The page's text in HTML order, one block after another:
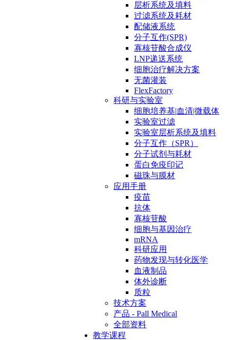
层析系统及填料
过滤系统及耗材
配储液系统
分子互作(SPR)
寡核苷酸合成仪
LNP递送系统
细胞治疗解决方案
无菌灌装
FlexFactory
科研与实验室
细胞培养基|血清|微载体
实验室过滤
实验室层析系统及填料
分子互作（SPR）
分子试剂与耗材
蛋白免疫印记
磁珠与膜材
应用手册
疫苗
抗体
寡核苷酸
细胞与基因治疗
mRNA
科研应用
药物发现与转化医学
血液制品
体外诊断
质粒
技术方案
产品 - Pall Medical
全部资料
教学课程